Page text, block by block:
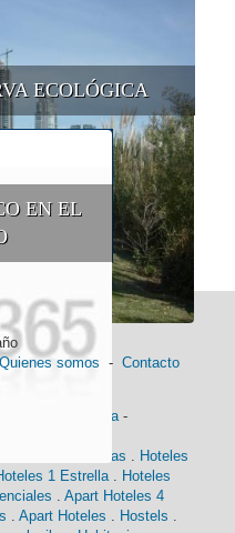
ECOLÓGICA
EN EL
Quienes somos - Contacto
Historia-
Hoteles 4 Estrellas . Hoteles
1 Estrella. Hoteles
. Apart Hoteles 4
. Apart Hoteles . Hostels .